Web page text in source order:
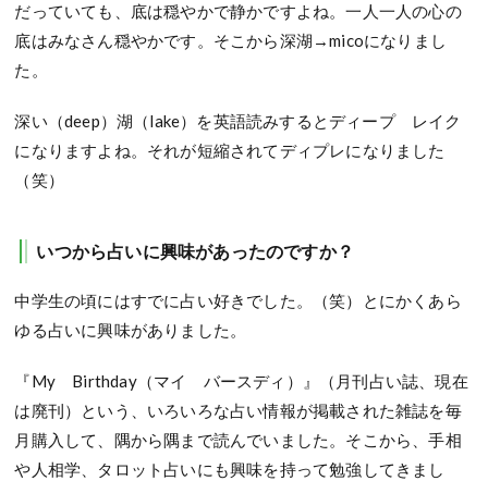
だっていても、底は穏やかで静かですよね。一人一人の心の
底はみなさん穏やかです。そこから深湖→micoになりまし
た。
深い（deep）湖（lake）を英語読みするとディープ レイク
になりますよね。それが短縮されてディプレになりました
（笑）
いつから占いに興味があったのですか？
中学生の頃にはすでに占い好きでした。（笑）とにかくあら
ゆる占いに興味がありました。
『My Birthday（マイ バースディ）』（月刊占い誌、現在
は廃刊）という、いろいろな占い情報が掲載された雑誌を毎
月購入して、隅から隅まで読んでいました。そこから、手相
や人相学、タロット占いにも興味を持って勉強してきまし